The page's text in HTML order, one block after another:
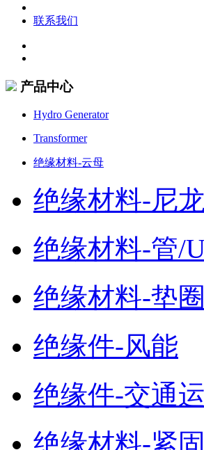
联系我们
产品中心
Hydro Generator
Transformer
绝缘材料-云母
绝缘材料-尼
绝缘材料-管/
绝缘材料-垫圈
绝缘件-风能
绝缘件-交通
绝缘材料-紧